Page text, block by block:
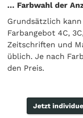
... Farbwahl der
Grundsätzlich
Farbangebot 4C,
Zeitschriften und
üblich. Je nach
den Preis.
Jetzt